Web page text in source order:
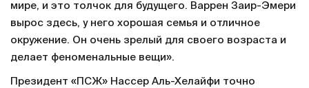
мире, и это толчок для будущего. Варрен Заир-Эмери
вырос здесь, у него хорошая семья и отличное
окружение. Он очень зрелый для своего возраста и
делает феноменальные вещи».
Президент «ПСЖ» Нассер Аль-Хелайфи точно